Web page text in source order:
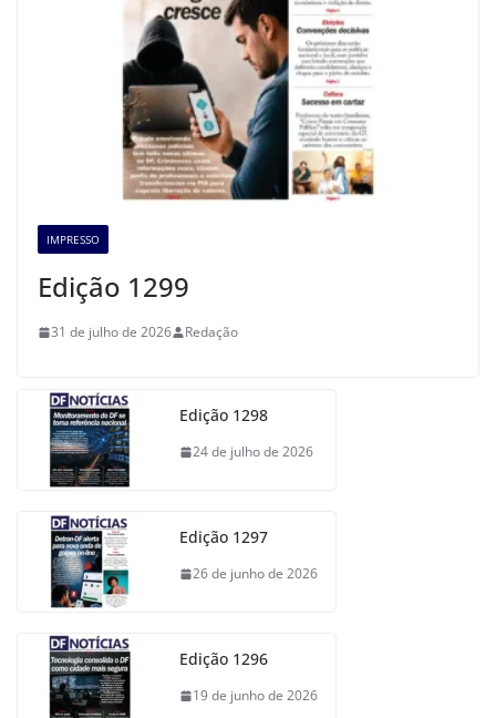
IMPRESSO
Edição 1299
31 de julho de 2026 Redação
Edição 1298
24 de julho de 2026
Edição 1297
26 de junho de 2026
Edição 1296
19 de junho de 2026